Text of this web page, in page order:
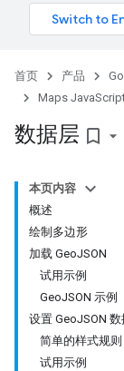
首页 产品
Maps
数据层 bookmark_border
本页内容
概述
绘制多边形
加载 GeoJSON
试用示例
GeoJSON 示例
设置 GeoJSON
简单的样式规则
试用示例